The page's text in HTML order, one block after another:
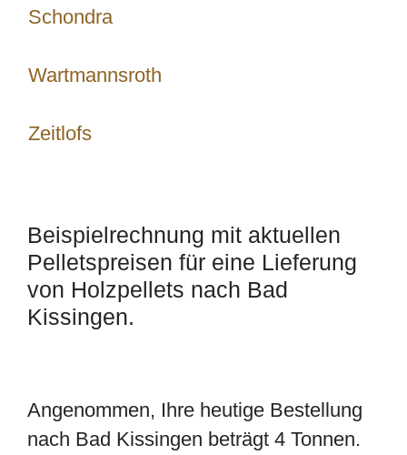
Schondra
Wartmannsroth
Zeitlofs
Beispielrechnung mit aktuellen
Pelletspreisen für eine Lieferung
von Holzpellets nach Bad
Kissingen.
Angenommen, Ihre heutige Bestellung
nach Bad Kissingen beträgt 4 Tonnen.